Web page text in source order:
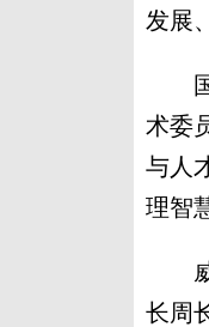
发展
国
术委
与人
理智
威
长周